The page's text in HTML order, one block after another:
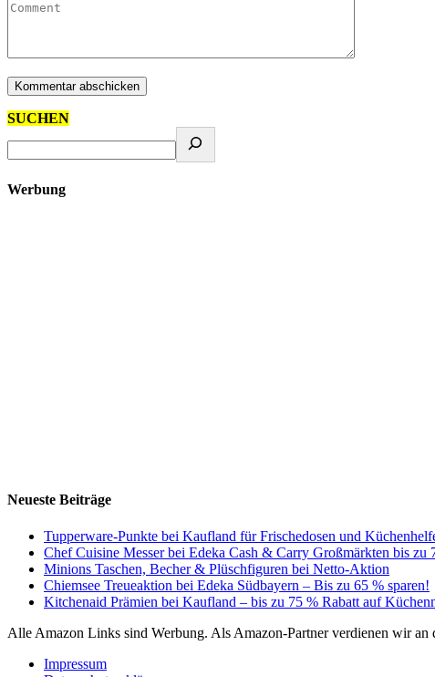
SUCHEN
Werbung
Neueste Beiträge
Tupperware-Punkte bei Kaufland für Frischedosen und
Chef Cuisine Messer bei Edeka Cash & Carry Großmärkten bis zu
Minions Taschen, Becher & Plüschfiguren bei Netto-Aktion
Chiemsee Treueaktion bei Edeka Südbayern – Bis zu 65 % sparen!
Kitchenaid Prämien bei Kaufland – bis zu 75 % Rabatt auf
Alle Amazon Links sind Werbung. Als Amazon-Partner verdienen wir an
Impressum